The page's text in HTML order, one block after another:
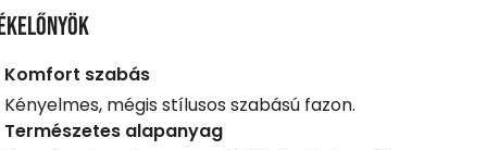
Komfort szabás
Kényelmes, mégis stílusos szabású fazon.
Természetes alapanyag